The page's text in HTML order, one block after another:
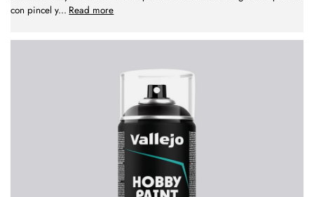
con pincel y... Read more